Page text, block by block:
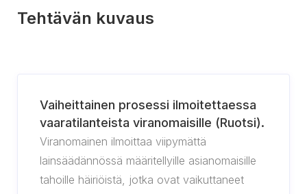
Tehtävän kuvaus
Vaiheittainen prosessi ilmoitettaessa
vaaratilanteista viranomaisille (Ruotsi).
Viranomainen ilmoittaa viipymättä
lainsäädännössä määritellyille asianomaisille
tahoille häiriöistä, jotka ovat vaikuttaneet